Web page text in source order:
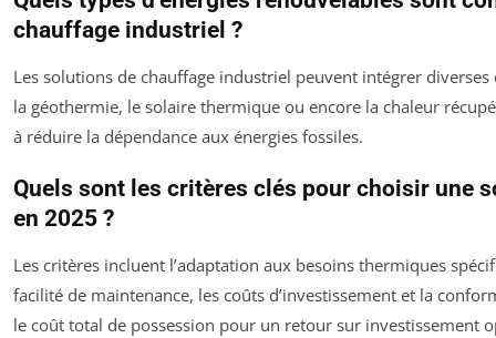
chauffage industriel ?
Les solutions de chauffage industriel peuvent intégrer
la géothermie, le solaire thermique ou encore la chaleur
à réduire la dépendance aux énergies fossiles.
Quels sont les critères clés pour choisir une
en 2025 ?
Les critères incluent l’adaptation aux besoins thermiques
facilité de maintenance, les coûts d’investissement et la
le coût total de possession pour un retour sur investissement